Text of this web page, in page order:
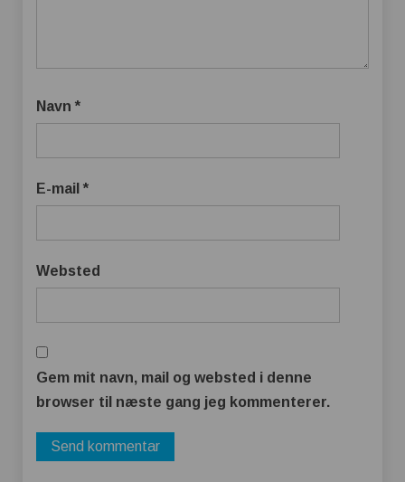
Navn *
E-mail *
Websted
Gem mit navn, mail og websted i denne
browser til næste gang jeg kommenterer.